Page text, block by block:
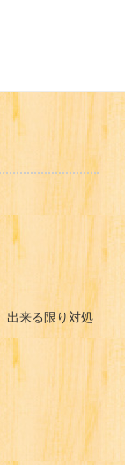
出来る限り対処